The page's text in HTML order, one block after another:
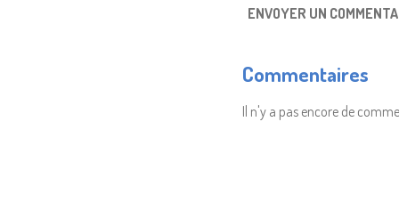
ENVOYER UN
Commentaires
Il n'y a pas encore de